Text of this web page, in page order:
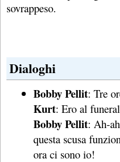
sovrappeso.
Dialoghi
Bobby Pellit: Tre
Kurt: Ero al
Bobby Pellit: Ah-
questa scusa
ora ci sono io!